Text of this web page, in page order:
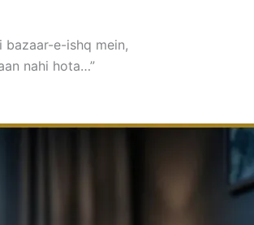
bazaar-e-ishq mein,
nahi hota…”